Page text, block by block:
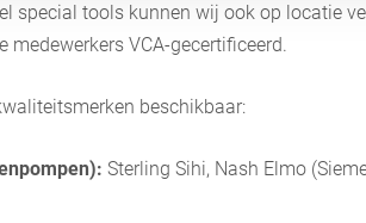
special tools kunnen wij ook op locatie
VCA-gecertificeerd.
beschikbaar:
Sterling Sihi, Nash Elmo